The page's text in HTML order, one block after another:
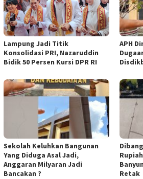
Lampung Jadi Titik
Konsolidasi PRI, Nazaruddin
Bidik 50 Persen Kursi DPR RI
APH
Sekolah Keluhkan Bangunan
Yang Diduga Asal Jadi,
Anggaran Milyaran Jadi
Bancakan ?
Retak